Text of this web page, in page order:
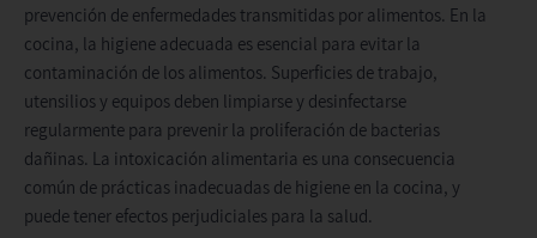
prevención de enfermedades transmitidas por alimentos. En la
cocina, la higiene adecuada es esencial para evitar la
contaminación de los alimentos. Superficies de trabajo,
utensilios y equipos deben limpiarse y desinfectarse
regularmente para prevenir la proliferación de bacterias
dañinas. La intoxicación alimentaria es una consecuencia
común de prácticas inadecuadas de higiene en la cocina, y
puede tener efectos perjudiciales para la salud.